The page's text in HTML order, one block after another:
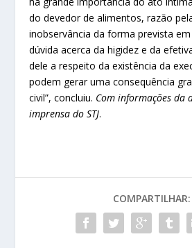
do devedor de alimentos, razão
inobservância da forma prevista
dúvida acerca da higidez e da
dele a respeito da existência da
podem gerar uma consequência
civil”, concluiu. Com informações da
imprensa do STJ.
COMPARTILHAR: